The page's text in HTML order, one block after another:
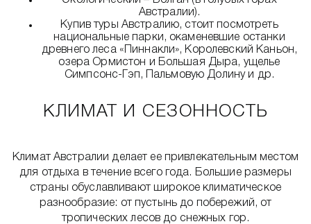
Австралии).
Купив туры Австралию, стоит посмотреть
национальные парки, окаменевшие останки
древнего леса «Пиннакли», Королевский Каньон,
озера Ормистон и Большая Дыра, ущелье
Симпсонс-Гэп, Пальмовую Долину и др.
КЛИМАТ И СЕЗОННОСТЬ
Климат Австралии делает ее привлекательным местом
для отдыха в течение всего года. Большие размеры
страны обуславливают широкое климатическое
разнообразие: от пустынь до побережий, от
тропических лесов до снежных гор.